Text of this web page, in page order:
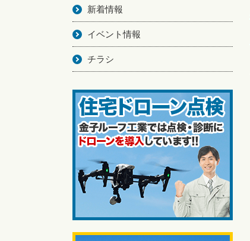
新着情報
イベント情報
チラシ